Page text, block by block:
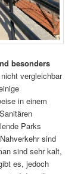
besonders
vergleichbar
in einem
Parks
sind
sind sehr kalt,
es, jedoch